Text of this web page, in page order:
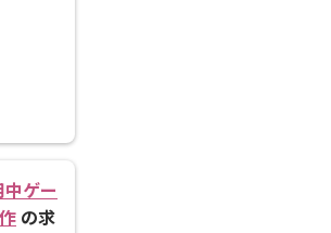
ゲー
の求